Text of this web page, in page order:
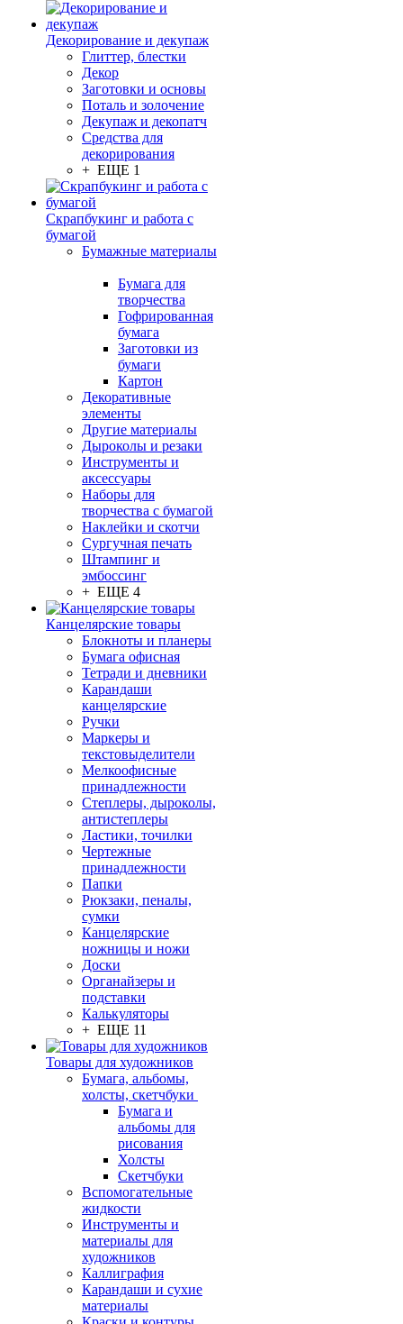
Декорирование и декупаж
Глиттер, блестки
Декор
Заготовки и основы
Поталь и золочение
Декупаж и декопатч
Средства для
декорирования
+ ЕЩЕ 1
Скрапбукинг и работа с
бумагой
Бумажные материалы
Бумага для
творчества
Гофрированная
бумага
Заготовки из
бумаги
Картон
Декоративные
элементы
Другие материалы
Дыроколы и резаки
Инструменты и
аксессуары
Наборы для
творчества с бумагой
Наклейки и скотчи
Сургучная печать
Штампинг и
эмбоссинг
+ ЕЩЕ 4
Канцелярские товары
Блокноты и планеры
Бумага офисная
Тетради и дневники
Карандаши
канцелярские
Ручки
Маркеры и
текстовыделители
Мелкоофисные
принадлежности
Степлеры, дыроколы,
антистеплеры
Ластики, точилки
Чертежные
принадлежности
Папки
Рюкзаки, пеналы,
сумки
Канцелярские
ножницы и ножи
Доски
Органайзеры и
подставки
Калькуляторы
+ ЕЩЕ 11
Товары для художников
Бумага, альбомы,
холсты, скетчбуки
Бумага и
альбомы для
рисования
Холсты
Скетчбуки
Вспомогательные
жидкости
Инструменты и
материалы для
художников
Каллиграфия
Карандаши и сухие
материалы